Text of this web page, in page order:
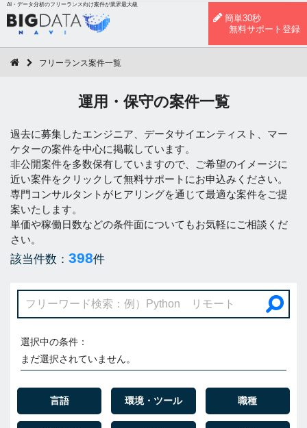
AI・データ分析のフリーランス向け案件が業界最大級
簡単30秒
無料サポート登録
フリーランス案件一覧
運用・保守の案件一覧
過去に募集したエンジニア、データサイエンティスト、マー
ケターの案件を中心に掲載しています。
非公開案件を多数保有していますので、ご希望のイメージに
近い案件をクリックして無料サポートにお申込みください。
専門コンサルタントがヒアリングを通じて最適な案件をご提
案いたします。
単価や稼働日数などの条件面についてもお気軽にご相談くだ
さい。
該当件数： 398件
選択中の条件：
まだ選択されていません。
言語 環境・ツール 職種